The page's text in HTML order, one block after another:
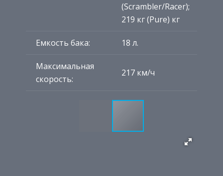
(Scrambler/Racer);
219 кг (Pure) кг
Емкость бака: 18 л.
Максимальная
скорость:
217 км/ч